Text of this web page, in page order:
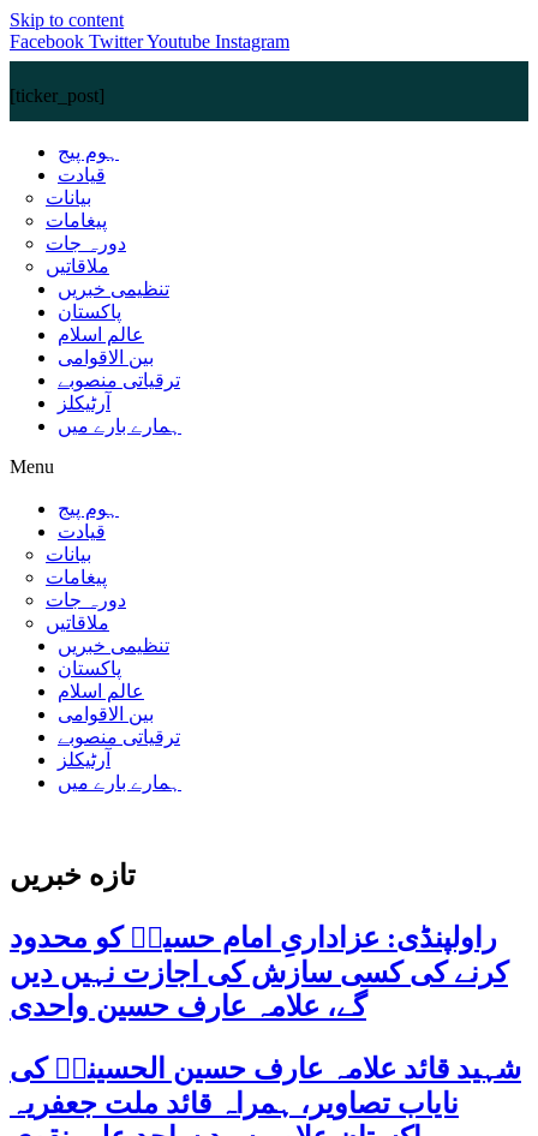
Skip to content
Facebook TwitterYoutube Instagram
[ticker_post]
ہوم پیج
قیادت
بیانات
پیغامات
دورہ جات
ملاقاتیں
تنظیمی خبریں
پاکستان
عالم اسلام
بین الاقوامی
ترقیاتی منصوبے
آرٹیکلز
ہمارے بارے میں
Menu
ہوم پیج
قیادت
بیانات
پیغامات
دورہ جات
ملاقاتیں
تنظیمی خبریں
پاکستان
عالم اسلام
بین الاقوامی
ترقیاتی منصوبے
آرٹیکلز
ہمارے بارے میں
تازه خبریں
راولپنڈی: عزاداریِ امام حسینؑ کو محدود
کرنے کی کسی سازش کی اجازت نہیں دیں
گے، علامہ عارف حسین واحدی
شہید قائد علامہ عارف حسین الحسینیؒ کی
نایاب تصاویر، ہمراہ قائد ملت جعفریہ